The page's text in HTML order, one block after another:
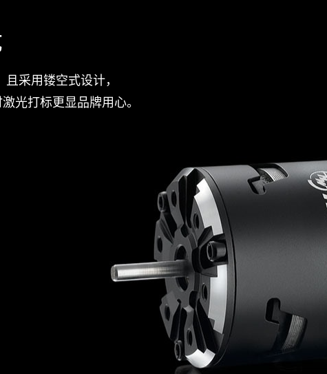
采用镂空式设计，
光打标更显品牌用心。